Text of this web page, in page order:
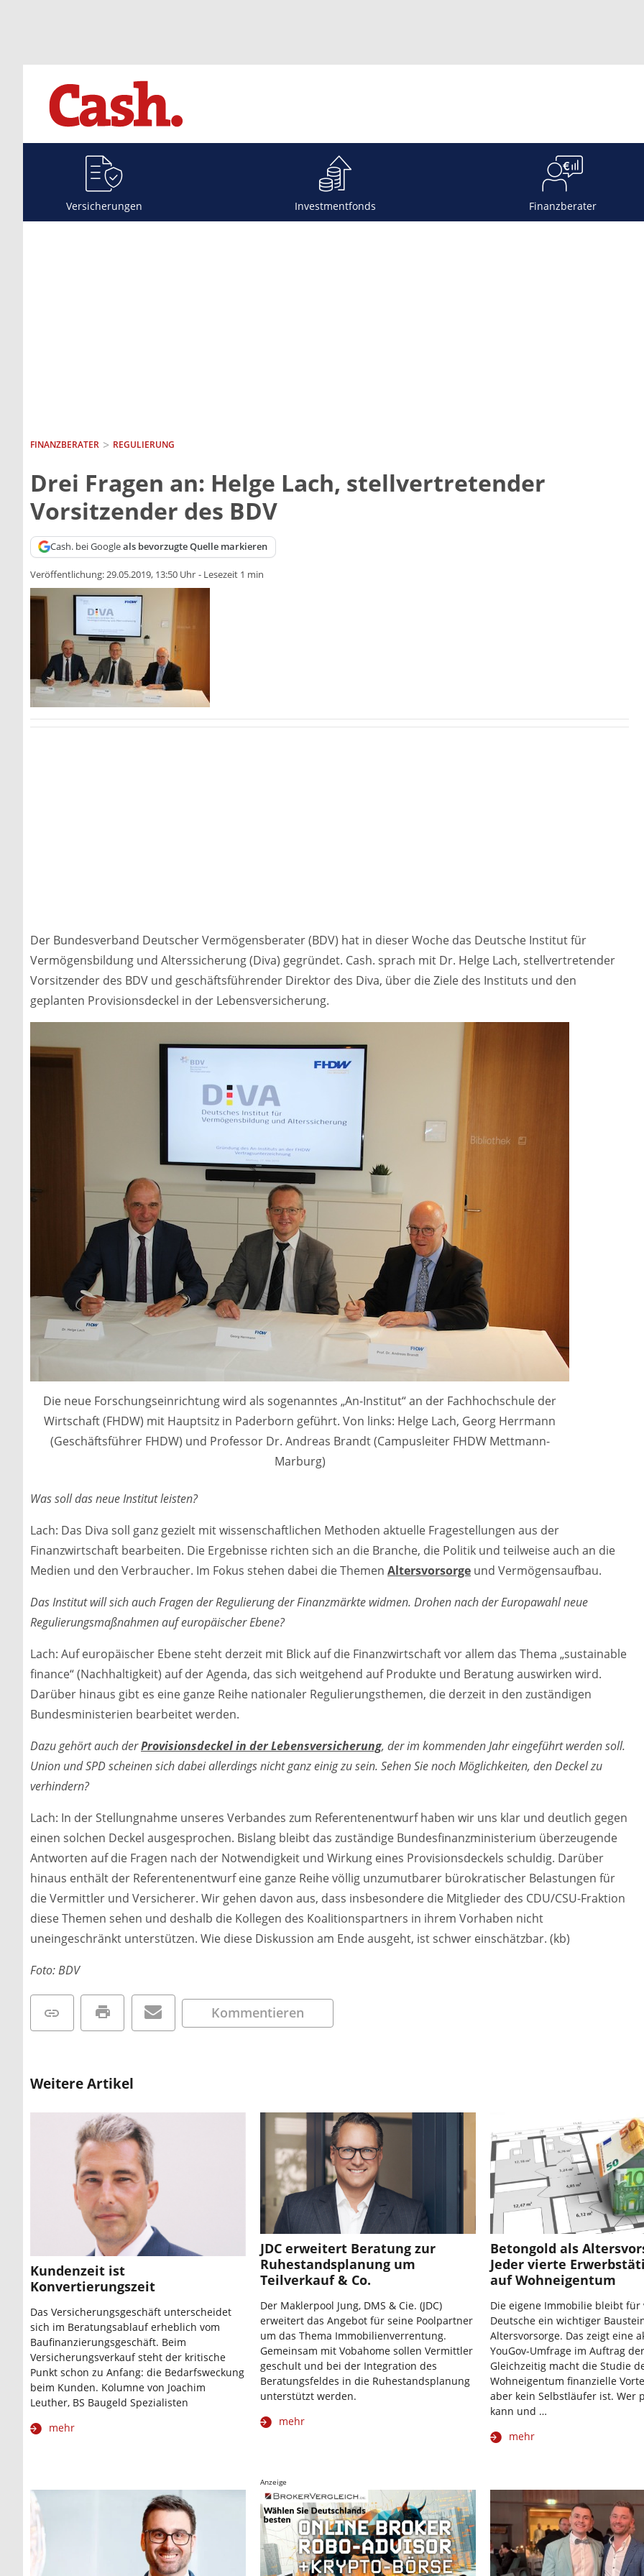
Versicherungen Investmentfonds Finanzberater
FINANZBERATER REGULIERUNG
Drei Fragen an: Helge Lach, stellvertretender
Vorsitzender des BDV
Cash. bei Googleals bevorzugte Quelle markieren
Veröffentlichung:29.05.2019, 13:50 Uhr - Lesezeit 1 min
Der Bundesverband Deutscher Vermögensberater (BDV) hat in dieser Woche das Deutsche Institut für
Vermögensbildung und Alterssicherung (Diva) gegründet. Cash. sprach mit Dr. Helge Lach, stellvertretender
Vorsitzender des BDV und geschäftsführender Direktor des Diva, über die Ziele des Instituts und den
geplanten Provisionsdeckel in der Lebensversicherung.
Die neue Forschungseinrichtung wird als sogenanntes „An-Institut“ an der Fachhochschule der
Wirtschaft (FHDW) mit Hauptsitz in Paderborn geführt. Von links: Helge Lach, Georg Herrmann
(Geschäftsführer FHDW) und Professor Dr. Andreas Brandt (Campusleiter FHDW Mettmann-
Marburg)
Was soll das neue Institut leisten?
Lach: Das Diva soll ganz gezielt mit wissenschaftlichen Methoden aktuelle Fragestellungen aus der
Finanzwirtschaft bearbeiten. Die Ergebnisse richten sich an die Branche, die Politik und teilweise auch an die
Medien und den Verbraucher. Im Fokus stehen dabei die Themen Altersvorsorge und Vermögensaufbau.
Das Institut will sich auch Fragen der Regulierung der Finanzmärkte widmen. Drohen nach der Europawahl neue
Regulierungsmaßnahmen auf europäischer Ebene?
Lach: Auf europäischer Ebene steht derzeit mit Blick auf die Finanzwirtschaft vor allem das Thema „sustainable
finance“ (Nachhaltigkeit) auf der Agenda, das sich weitgehend auf Produkte und Beratung auswirken wird.
Darüber hinaus gibt es eine ganze Reihe nationaler Regulierungsthemen, die derzeit in den zuständigen
Bundesministerien bearbeitet werden.
Dazu gehört auch derProvisionsdeckel in der Lebensversicherung, der im kommenden Jahr eingeführt werden soll.
Union und SPD scheinen sich dabei allerdings nicht ganz einig zu sein. Sehen Sie noch Möglichkeiten, den Deckel zu
verhindern?
Lach: In der Stellungnahme unseres Verbandes zum Referentenentwurf haben wir uns klar und deutlich gegen
einen solchen Deckel ausgesprochen. Bislang bleibt das zuständige Bundesfinanzministerium überzeugende
Antworten auf die Fragen nach der Notwendigkeit und Wirkung eines Provisionsdeckels schuldig. Darüber
hinaus enthält der Referentenentwurf eine ganze Reihe völlig unzumutbarer bürokratischer Belastungen für
die Vermittler und Versicherer. Wir gehen davon aus, dass insbesondere die Mitglieder des CDU/CSU-Fraktion
diese Themen sehen und deshalb die Kollegen des Koalitionspartners in ihrem Vorhaben nicht
uneingeschränkt unterstützen. Wie diese Diskussion am Ende ausgeht, ist schwer einschätzbar. (kb)
Foto: BDV
Kommentieren
Weitere Artikel
Kundenzeit ist
Konvertierungszeit
Das Versicherungsgeschäft unterscheidet
sich im Beratungsablauf erheblich vom
Baufinanzierungsgeschäft. Beim
Versicherungsverkauf steht der kritische
Punkt schon zu Anfang: die Bedarfsweckung
beim Kunden. Kolumne von Joachim
Leuther, BS Baugeld Spezialisten
mehr
JDC erweitert Beratung zur
Ruhestandsplanung um
Teilverkauf & Co.
Der Maklerpool Jung, DMS & Cie. (JDC)
erweitert das Angebot für seine Poolpartner
um das Thema Immobilienverrentung.
Gemeinsam mit Vobahome sollen Vermittler
geschult und bei der Integration des
Beratungsfeldes in die Ruhestandsplanung
unterstützt werden.
mehr
Betongold als
Jeder vierte
auf Wohneigentum
Die eigene Immobilie bleibt für
Deutsche ein wichtiger
Altersvorsorge. Das zeigt eine
YouGov-Umfrage im Auftrag
Gleichzeitig macht die Studie
Wohneigentum finanzielle
aber kein Selbstläufer ist. Wer
kann und …
mehr
Anzeige